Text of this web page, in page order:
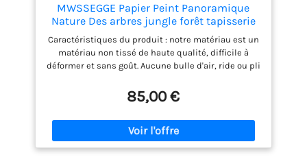
MWSSEGGE Papier Peint Panoramique
Nature Des arbres jungle forêt tapisserie
murales papier peint Pour fille, garçon
Décoration Murale papier peint chambre
enfant
Caractéristiques du produit : notre matériau est un
matériau non tissé de haute qualité, difficile à
déformer et sans goût. Aucune bulle d'air, ride ou pli
HD Qualité : Motifs réalistes, décoration murale,
couleurs vives, haute luminosité des couleurs,
procédé d'impression écologique, ils ne
contiennent aucune substance nocive. Facile à
installer : il suffit d'appliquer de la colle
85,00 €